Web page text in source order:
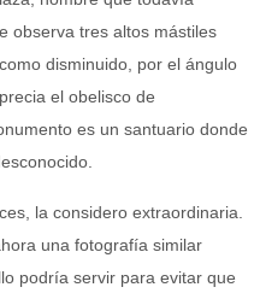
observa tres altos mástiles
disminuido, por el ángulo
el obelisco de
es un santuario donde
la considero extraordinaria.
una fotografía similar
podría servir para evitar que